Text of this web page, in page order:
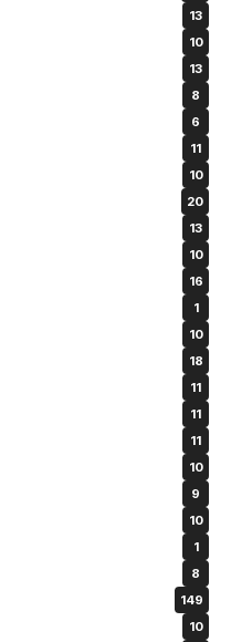
13
10
13
8
6
11
10
20
13
10
16
1
10
18
11
11
11
10
9
10
1
8
149
10